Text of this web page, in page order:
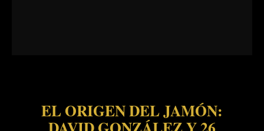
EL ORIGEN DEL JAMÓN: